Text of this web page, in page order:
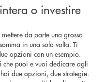
o investire
mettere da parte una grossa
in una sola volta. Ti
opzioni con un esempio.
che puoi e vuoi dedicare agli
due opzioni, due strategie.